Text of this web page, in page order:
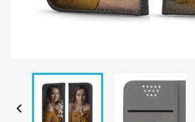
